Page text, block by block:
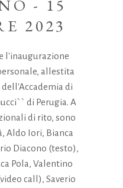
- 15
2023
l'inaugurazione
allestita
dell'Accademia di
di Perugia. A
di rito, sono
Aldo Iori, Bianca
Diacono (testo),
Pola, Valentino
call), Saverio